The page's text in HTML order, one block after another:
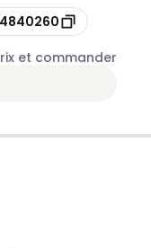
et commander